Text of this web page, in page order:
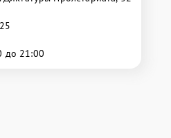
до 21:00